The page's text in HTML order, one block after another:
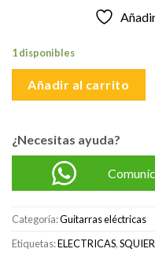
1 disponibles
Añadir al carrito
¿Necesitas ayuda?
Categoría:Guitarras eléctricas
Etiquetas:ELECTRICAS,SQUIER